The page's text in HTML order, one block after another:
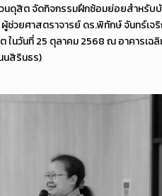
ดุสิต จัดกิจกรรมฝึกซ้อมย่อยสำหรับบั
วยศาสตราจารย์ ดร.พิทักษ์ จันทร์เจ
นวันที่ 25 ตุลาคม 2568 ณ อาคารเฉ
นสิรินธร)